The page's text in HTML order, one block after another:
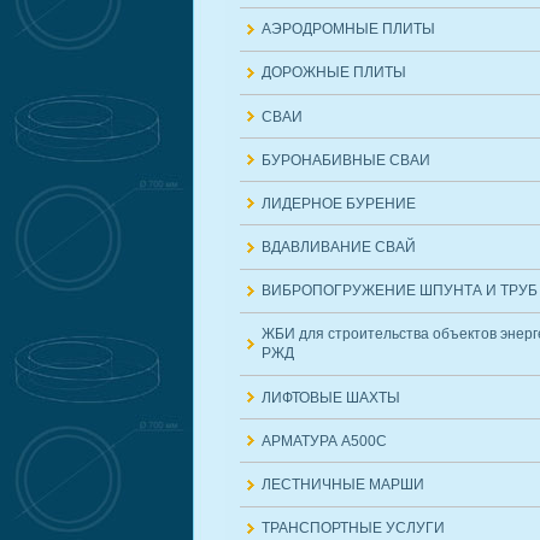
АЭРОДРОМНЫЕ ПЛИТЫ
ДОРОЖНЫЕ ПЛИТЫ
СВАИ
БУРОНАБИВНЫЕ СВАИ
ЛИДЕРНОЕ БУРЕНИЕ
ВДАВЛИВАНИЕ СВАЙ
ВИБРОПОГРУЖЕНИЕ ШПУНТА И ТРУБ
ЖБИ для строительства объектов
РЖД
ЛИФТОВЫЕ ШАХТЫ
АРМАТУРА А500С
ЛЕСТНИЧНЫЕ МАРШИ
ТРАНСПОРТНЫЕ УСЛУГИ